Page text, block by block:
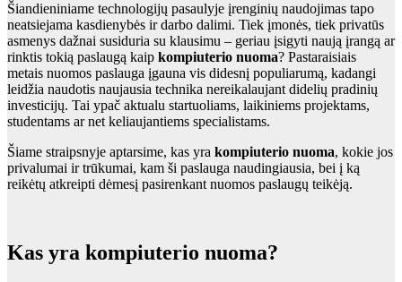
Šiandieniniame technologijų pasaulyje įrenginių naudojimas tapo
neatsiejama kasdienybės ir darbo dalimi. Tiek įmonės, tiek privatūs
asmenys dažnai susiduria su klausimu – geriau įsigyti naują įrangą ar
rinktis tokią paslaugą kaip kompiuterio nuoma? Pastaraisiais
metais nuomos paslauga įgauna vis didesnį populiarumą, kadangi
leidžia naudotis naujausia technika nereikalaujant didelių pradinių
investicijų. Tai ypač aktualu startuoliams, laikiniems projektams,
studentams ar net keliaujantiems specialistams.
Šiame straipsnyje aptarsime, kas yra kompiuterio nuoma, kokie jos
privalumai ir trūkumai, kam ši paslauga naudingiausia, bei į ką
reikėtų atkreipti dėmesį pasirenkant nuomos paslaugų teikėją.
Kas yra kompiuterio nuoma?